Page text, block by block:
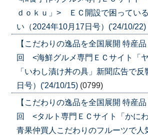
ｄｏｋｕ」> ＥＣ開設で困ってい
い（2024年10月17日号）('24/10/22)
【こだわりの逸品を全国展開 特産
回 <海鮮グルメ専門ＥＣサイト「
「いわし漬け丼の具」新聞広告で
日号）('24/10/15) (0799)
【こだわりの逸品を全国展開 特産
回 <タルト専門ＥＣサイト「かに
青果仲買人こだわりのフルーツで人